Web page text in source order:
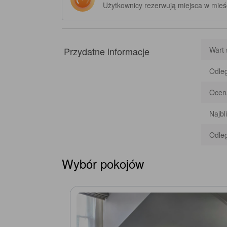
Użytkownicy rezerwują miejsca w
Przydatne informacje Wart
Wybór pokojów